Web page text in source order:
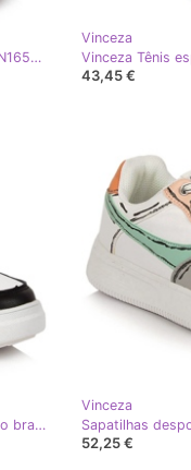
Botas altas com pele Vinceza W JAN165B branco multicolorido
Vinceza
43,45 €
Tênis cano alto Vinceza multicolorido branco
Vinceza
52,25 €